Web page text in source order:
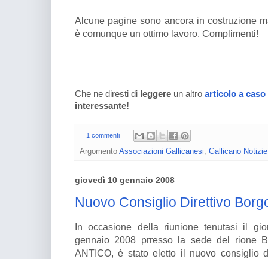
Alcune pagine sono ancora in costruzione
è comunque un ottimo lavoro. Complimenti!
Che ne diresti di leggere un altro articolo a caso
interessante!
1 commenti
Argomento Associazioni Gallicanesi, Gallicano Notizie
giovedì 10 gennaio 2008
Nuovo Consiglio Direttivo
In occasione della riunione tenutasi il
gennaio 2008 prresso la sede del rione
ANTICO, è stato eletto il nuovo consiglio